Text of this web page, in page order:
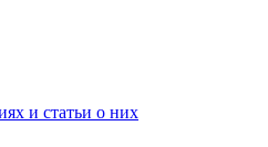
и статьи о них